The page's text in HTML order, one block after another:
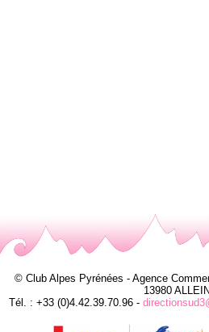
© Club Alpes Pyrénées - Agence
13980
Tél. : +33 (0)4.42.39.70.96 -